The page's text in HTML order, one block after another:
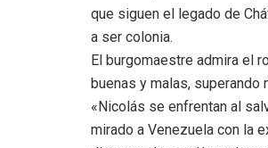
que siguen el legado de
a ser colonia.
El burgomaestre admira el
buenas y malas, superando
«Nicolás se enfrentan al
mirado a Venezuela con la